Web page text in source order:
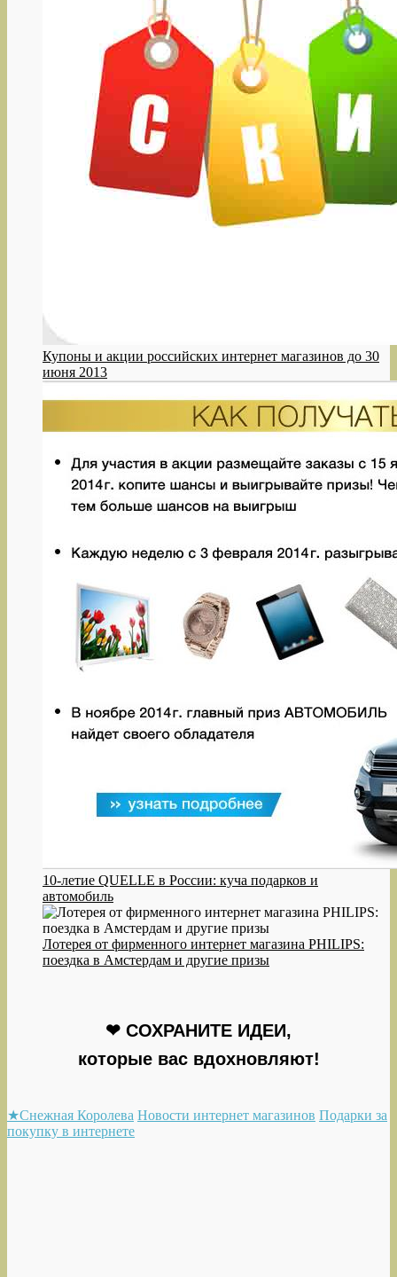
Купоны и акции российских интернет магазинов до 30
июня 2013
10-летие QUELLE в России: куча подарков и
автомобиль
Лотерея от фирменного интернет магазина PHILIPS:
поездка в Амстердам и другие призы
❤ СОХРАНИТЕ ИДЕИ,
которые вас вдохновляют!
★Снежная Королева Новости интернет магазинов Подарки за
покупку в интернете